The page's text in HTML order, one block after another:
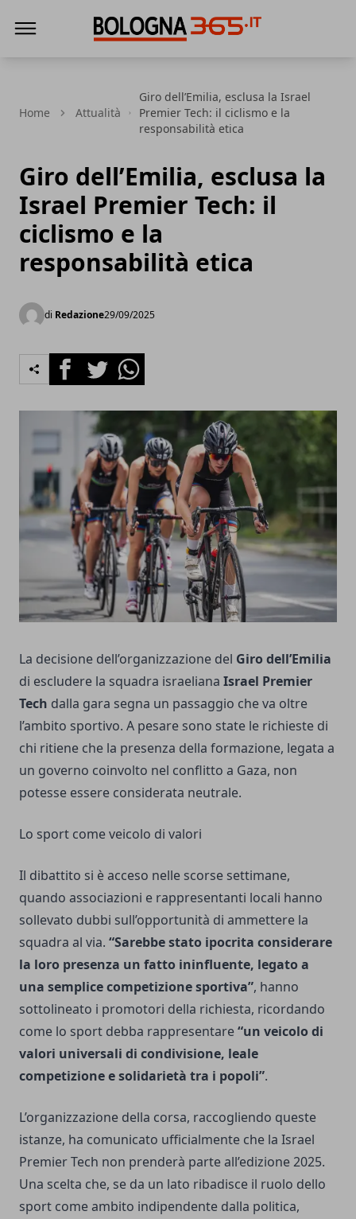
Home Attualità
Giro dell’Emilia, esclusa la Israel
Premier Tech: il ciclismo e la
responsabilità etica
Giro dell’Emilia, esclusa la
Israel Premier Tech: il
ciclismo e la
responsabilità etica
di Redazione29/09/2025
FacebookTwitterWhatsapp
La decisione dell’organizzazione del Giro dell’Emilia
di escludere la squadra israeliana Israel Premier
Tech dalla gara segna un passaggio che va oltre
l’ambito sportivo. A pesare sono state le richieste di
chi ritiene che la presenza della formazione, legata a
un governo coinvolto nel conflitto a Gaza, non
potesse essere considerata neutrale.
Lo sport come veicolo di valori
Il dibattito si è acceso nelle scorse settimane,
quando associazioni e rappresentanti locali hanno
sollevato dubbi sull’opportunità di ammettere la
squadra al via. “Sarebbe stato ipocrita considerare
la loro presenza un fatto ininfluente, legato a
una semplice competizione sportiva”, hanno
sottolineato i promotori della richiesta, ricordando
come lo sport debba rappresentare“un veicolo di
valori universali di condivisione, leale
competizione e solidarietà tra i popoli”.
L’organizzazione della corsa, raccogliendo queste
istanze, ha comunicato ufficialmente che la Israel
Premier Tech non prenderà parte all’edizione 2025.
Una scelta che, se da un lato ribadisce il ruolo dello
sport come ambito indipendente dalla politica,